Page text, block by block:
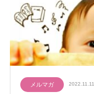
メルマガ 2022.11.11